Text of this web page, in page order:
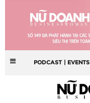
PODCAST | EVENTS